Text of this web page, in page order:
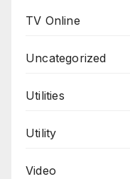
TV Online
Uncategorized
Utilities
Utility
Video